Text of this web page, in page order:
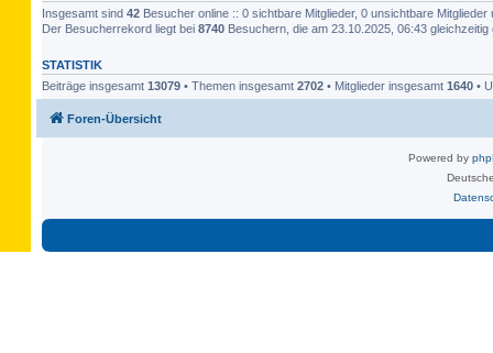
Insgesamt sind 42 Besucher online :: 0 sichtbare Mitglieder, 0 unsichtbare
Der Besucherrekord liegt bei 8740 Besuchern, die am 23.10.2025, 06:43 gleichzeitig
STATISTIK
Beiträge insgesamt 13079 • Themen insgesamt 2702 • Mitglieder insgesamt 1640 •
Foren-Übersicht
Powered by